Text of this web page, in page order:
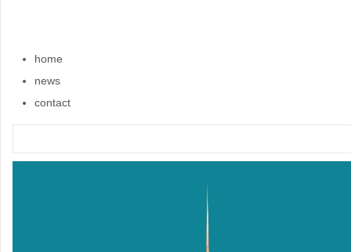
home
news
contact